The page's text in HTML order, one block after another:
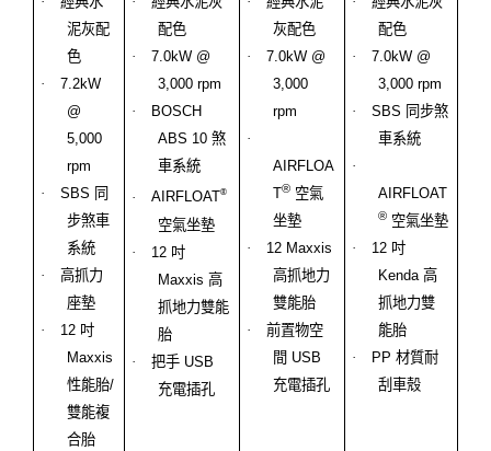
泥灰配
色
·
7.2kW
@
5,000
rpm
·
SBS 同
步煞車
系統
·
高抓力
座墊
·
12 吋
Maxxis
性能胎/
雙能複
合胎
配色
·
7.0kW @
3,000 rpm
·
BOSCH
ABS 10煞
車系統
·
AIRFLOAT®
空氣坐墊
·
12 吋
Maxxis高
抓地力雙能
胎
·
把手 USB
充電插孔
灰配色
·
7.0kW @
3,000
rpm
·
AIRFLOA
T® 空氣
坐墊
·
12 Maxxis
高抓地力
雙能胎
·
前置物空
間 USB
充電插孔
配色
·
7.0kW @
3,000 rpm
·
SBS 同步煞
車系統
·
AIRFLOAT
® 空氣坐墊
·
12 吋
Kenda 高
抓地力雙
能胎
·
PP材質耐
刮車殼